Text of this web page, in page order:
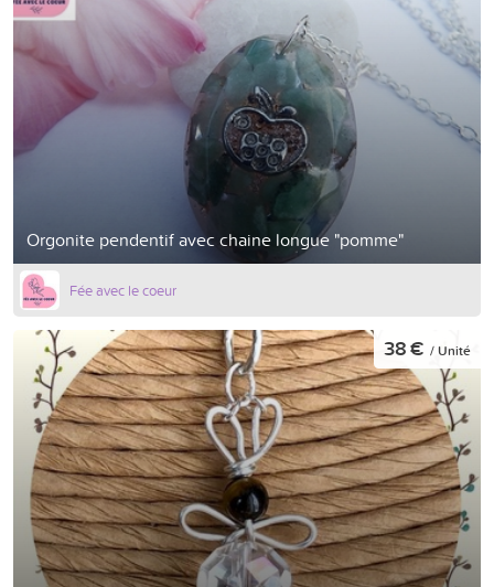
Orgonite pendentif avec chaine longue "pomme"
Fée avec le coeur
38 € / Unité